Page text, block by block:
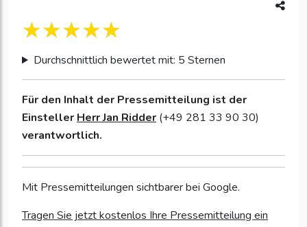
Durchschnittlich bewertet mit: 5 Sternen
Für den Inhalt der Pressemitteilung ist der
Einsteller Herr Jan Ridder (+49 281 33 90 30)
verantwortlich.
Mit Pressemitteilungen sichtbarer bei Google.
Tragen Sie jetzt kostenlos Ihre Pressemitteilung ein